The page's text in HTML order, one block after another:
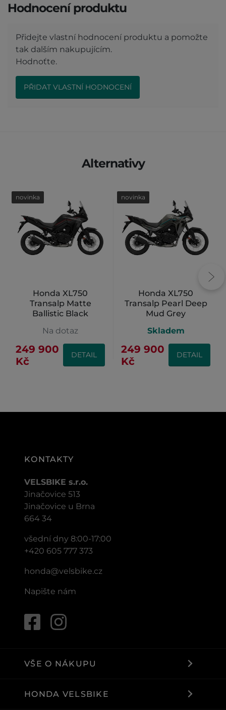
Hodnocení produktu
Přidejte vlastní hodnocení produktu a pomožte
tak dalším nakupujícím.
Hodnoťte.
PŘIDAT VLASTNÍ HODNOCENÍ
Alternativy
Honda XL750
Transalp Matte
Ballistic Black
novinka
Na dotaz
249 900
Kč
DETAIL
Honda XL750
Transalp Pearl Deep
Mud Grey
novinka
Skladem
249 900
Kč
DETAIL
KONTAKTY
VELSBIKE s.r.o.
Jinačovice 513
Jinačovice u Brna
664 34
všední dny 8:00-17:00
+420 605 777 373
honda@velsbike.cz
Napište nám
VŠE O NÁKUPU
HONDA VELSBIKE